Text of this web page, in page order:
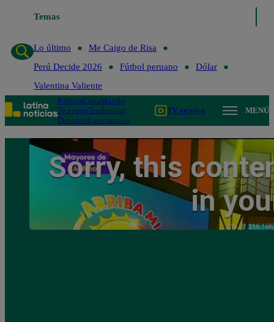
Temas
Lo último
Me Caigo de Risa
Perú Decide 2026
Fútbol peruano
Dólar
Valentina Valiente
PolíticaLimaMundo
Te ayudoTendencias
DeportesEspectáculos
TV en vivo MENÚ